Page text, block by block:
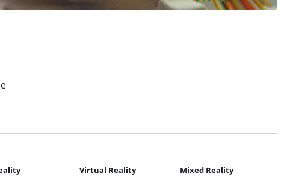
Virtual Reality Mixed Reality